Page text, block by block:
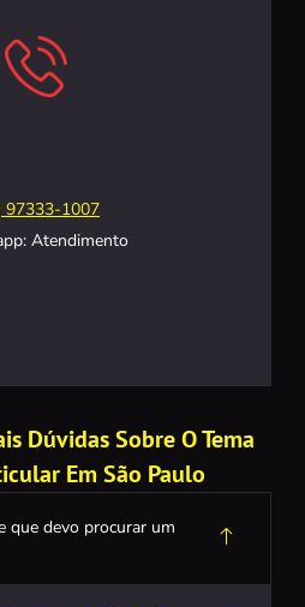
97333-1007
Atendimento
Dúvidas Sobre O Tema
Em São Paulo
que devo procurar um